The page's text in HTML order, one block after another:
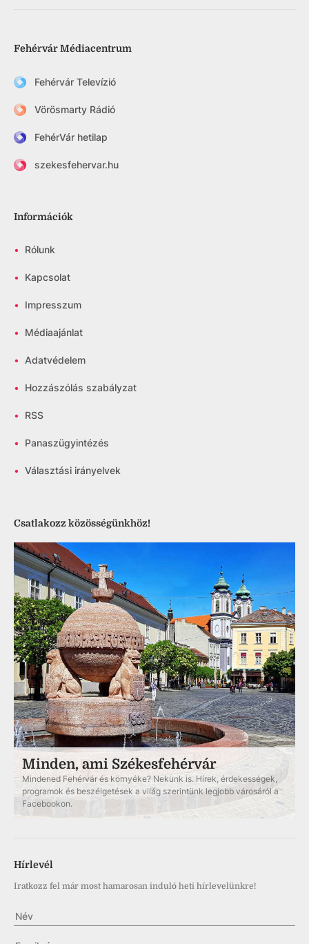
Fehérvár Médiacentrum
Fehérvár Televízió
Vörösmarty Rádió
FehérVár hetilap
szekesfehervar.hu
Információk
• Rólunk
• Kapcsolat
• Impresszum
• Médiaajánlat
• Adatvédelem
• Hozzászólás szabályzat
• RSS
• Panaszügyintézés
• Választási irányelvek
Csatlakozz közösségünkhöz!
Minden, ami Székesfehérvár
Mindened Fehérvár és környéke? Nekünk is. Hírek, érdekességek,
programok és beszélgetések a világ szerintünk legjobb városáról a
Facebookon.
Hírlevél
Iratkozz fel már most hamarosan induló heti hírlevelünkre!